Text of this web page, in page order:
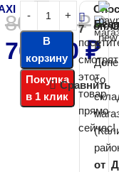
80 000₽
70 500₽
В
корзину
Покупка
в 1 клик
Сравнить
7
смотрят
этот
товар
прямо
сейчас!
В
со
от